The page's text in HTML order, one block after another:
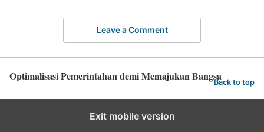
Leave a Comment
Optimalisasi Pemerintahan demi Memajukan BangsaBack to top
Exit mobile version